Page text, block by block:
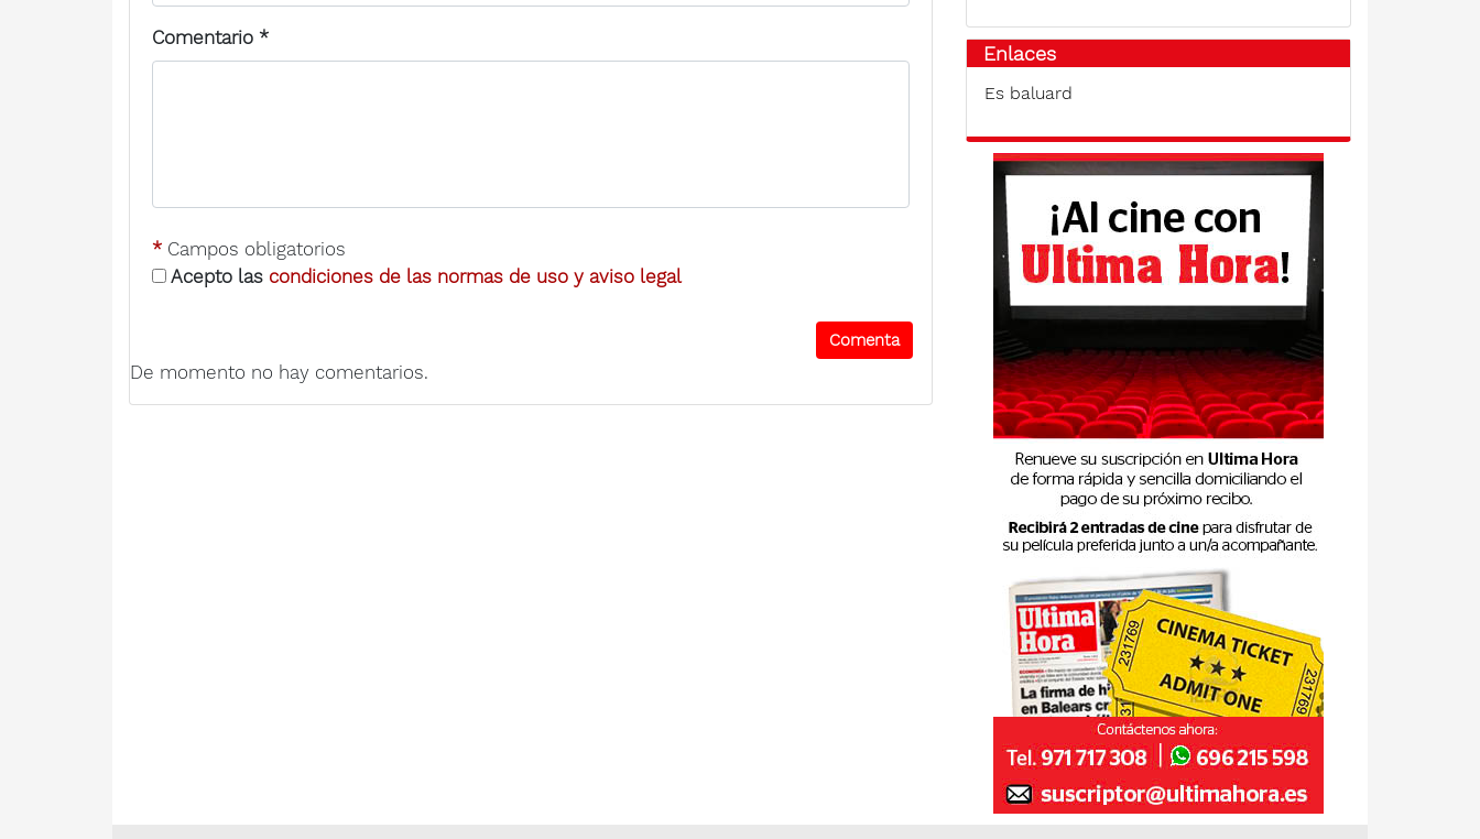
Comentario *
* Campos obligatorios
Acepto las condiciones de las normas de uso y aviso legal
De momento no hay comentarios.
Enlaces
Es baluard